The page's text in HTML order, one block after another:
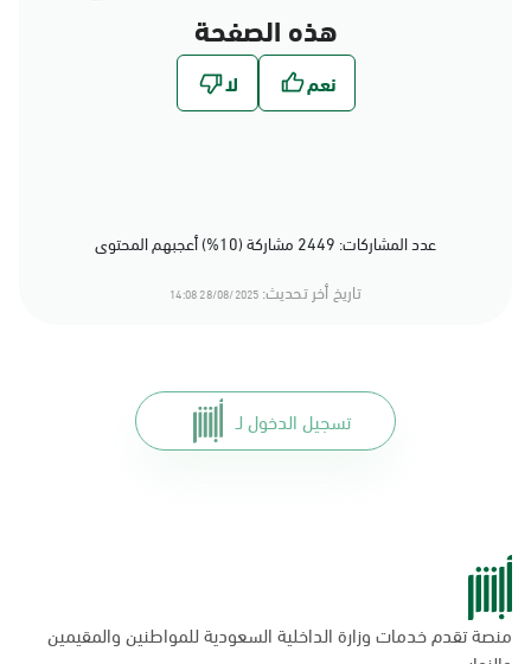
هذه الصفحة
عدد المشاركات: 2449 مشاركة (10%) أعجبهم المحتوى
تاريخ أخر تحديث: 28/08/2025 14:08
تسجيل الدخول لـ
منصة تقدم خدمات وزارة الداخلية السعودية للمواطنين والمقيمين